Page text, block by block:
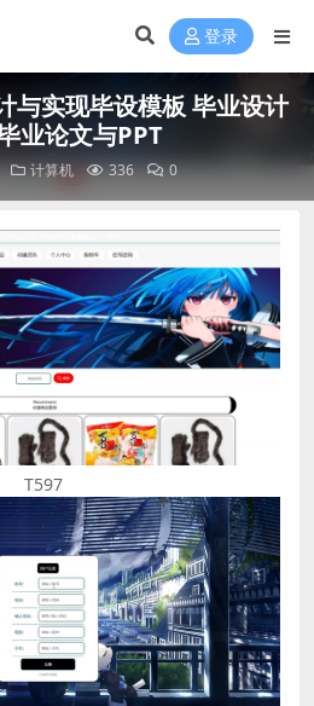
登录
与实现毕设模板 毕业设计
业论文与PPT
计算机 336 0
T597